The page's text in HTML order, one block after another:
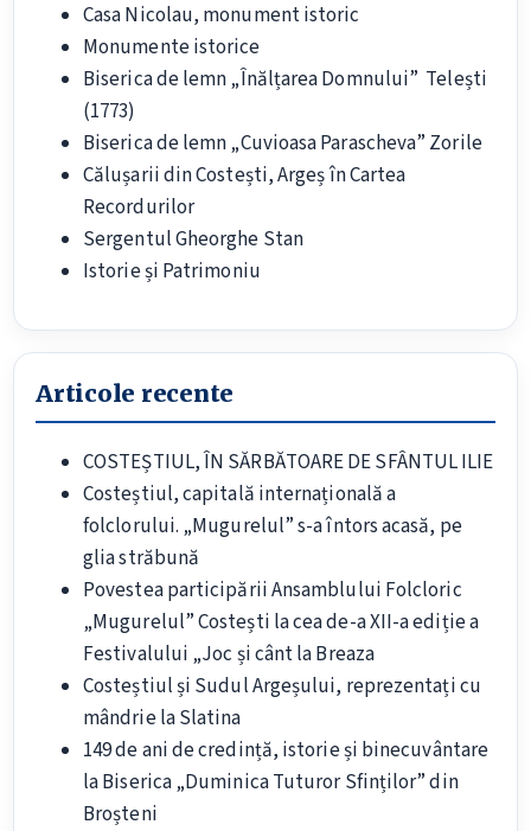
Casa Nicolau, monument istoric
Monumente istorice
Biserica de lemn „Înălțarea Domnului” Telești
(1773)
Biserica de lemn „Cuvioasa Parascheva” Zorile
Călușarii din Costești, Argeș în Cartea
Recordurilor
Sergentul Gheorghe Stan
Istorie și Patrimoniu
Articole recente
COSTEȘTIUL, ÎN SĂRBĂTOARE DE SFÂNTUL ILIE
Costeștiul, capitală internațională a
folclorului. „Mugurelul” s-a întors acasă, pe
glia străbună
Povestea participării Ansamblului Folcloric
„Mugurelul” Costești la cea de-a XII-a ediție a
Festivalului „Joc și cânt la Breaza
Costeștiul și Sudul Argeșului, reprezentați cu
mândrie la Slatina
149 de ani de credință, istorie și binecuvântare
la Biserica „Duminica Tuturor Sfinților” din
Broșteni